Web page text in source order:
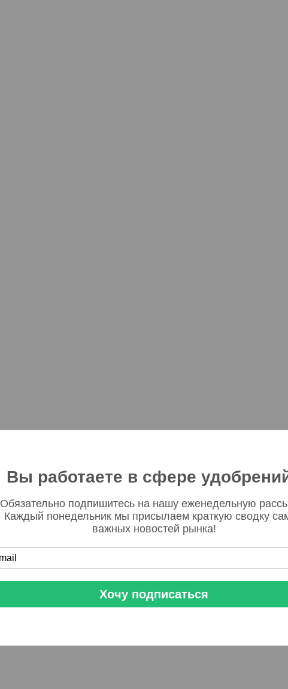
Вы работаете в сфере
Обязательно подпишитесь на нашу еженедельную
Каждый понедельник мы присылаем краткую сводку
важных новостей рынка!
Хочу подписаться